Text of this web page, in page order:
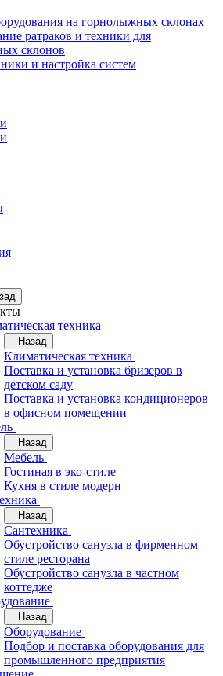
на горнолыжных склонах
ратраков и техники для
склонов
и настройка систем
техника
Назад
Климатическая техника
Поставка и установка бризеров в
детском саду
Поставка и установка кондиционеров
в офисном помещении
Назад
Мебель
Гостиная в эко-стиле
Кухня в стиле модерн
Назад
Сантехника
Обустройство санузла в фирменном
стиле ресторана
Обустройство санузла в частном
коттедже
Назад
Оборудование
Подбор и поставка оборудования для
промышленного предприятия